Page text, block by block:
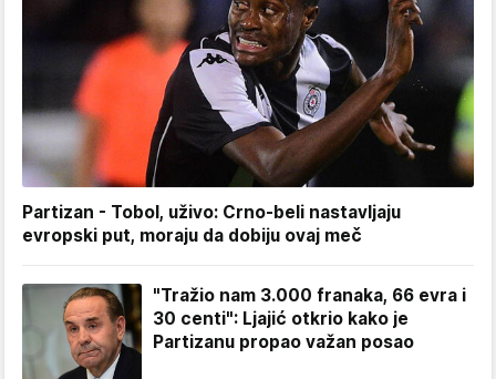
Partizan - Tobol, uživo: Crno-beli nastavljaju
evropski put, moraju da dobiju ovaj meč
"Tražio nam 3.000 franaka, 66 evra i
30 centi": Ljajić otkrio kako je
Partizanu propao važan posao